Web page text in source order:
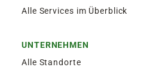
Alle Services im Überblick
UNTERNEHMEN
Alle Standorte